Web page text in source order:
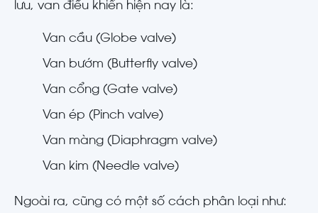
lưu, van điều khiển hiện nay là:
Van cầu (Globe valve)
Van bướm (Butterfly valve)
Van cổng (Gate valve)
Van ép (Pinch valve)
Van màng (Diaphragm valve)
Van kim (Needle valve)
Ngoài ra, cũng có một số cách phân loại như: